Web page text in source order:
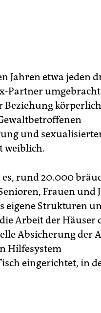
Jahren etwa jeden
Partner
Beziehung körperlich
und
weiblich.
rund 20.000
Frauen und
eigene Strukturen
Arbeit der Häuser
Absicherung der
Hilfesystem
eingerichtet, in